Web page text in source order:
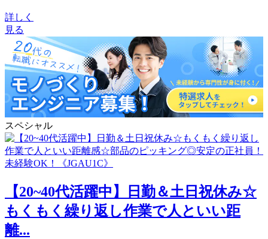
詳しく
見る
スペシャル
【20~40代活躍中】日勤＆土日祝休み☆
もくもく繰り返し作業で人といい距
離...